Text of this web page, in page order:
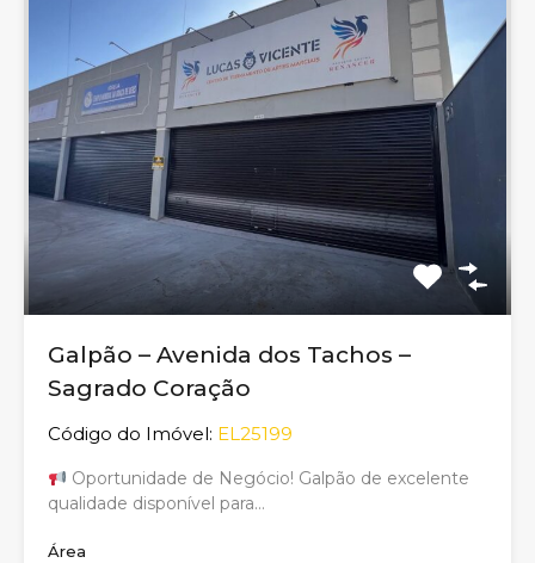
Galpão – Avenida dos Tachos –
Sagrado Coração
Código do Imóvel: EL25199
Oportunidade de Negócio! Galpão de excelente
qualidade disponível para…
Área